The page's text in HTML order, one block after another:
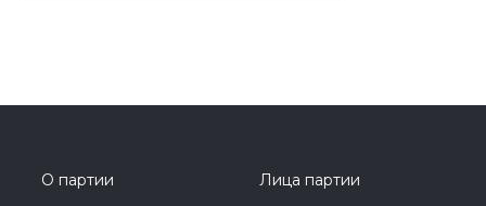
О партии
Лица партии